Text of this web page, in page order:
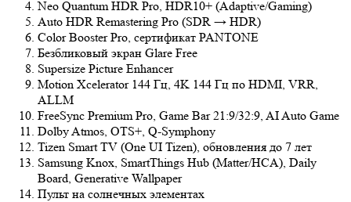
Neo Quantum HDR Pro, HDR10+ (Adaptive/Gaming)
Auto HDR Remastering Pro (SDR → HDR)
Color Booster Pro, сертификат PANTONE
Безбликовый экран Glare Free
Supersize Picture Enhancer
Motion Xcelerator 144 Гц, 4K 144 Гц по HDMI, VRR,
ALLM
FreeSync Premium Pro, Game Bar 21:9/32:9, AI Auto Game
Dolby Atmos, OTS+, Q-Symphony
Tizen Smart TV (One UI Tizen), обновления до 7 лет
Samsung Knox, SmartThings Hub (Matter/HCA), Daily
Board, Generative Wallpaper
Пульт на солнечных элементах